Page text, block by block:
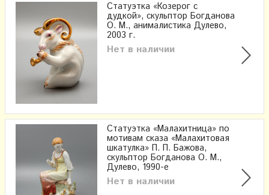
Статуэтка «Козерог с
дудкой», скульптор Богданова
О. М., анималистика Дулево,
2003 г.
Нет в наличии
Статуэтка «Малахитница» по
мотивам сказа «Малахитовая
шкатулка» П. П. Бажова,
скульптор Богданова О. М.,
Дулево, 1990-е
Нет в наличии